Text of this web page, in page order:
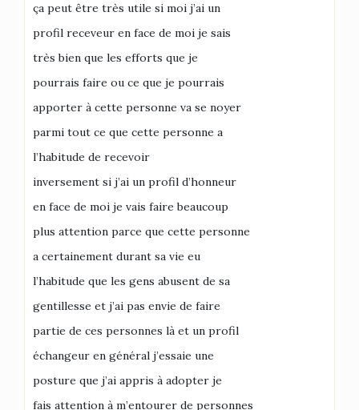
ça peut être très utile si moi j’ai un
profil receveur en face de moi je sais
très bien que les efforts que je
pourrais faire ou ce que je pourrais
apporter à cette personne va se noyer
parmi tout ce que cette personne a
l’habitude de recevoir
inversement si j’ai un profil d’honneur
en face de moi je vais faire beaucoup
plus attention parce que cette personne
a certainement durant sa vie eu
l’habitude que les gens abusent de sa
gentillesse et j’ai pas envie de faire
partie de ces personnes là et un profil
échangeur en général j’essaie une
posture que j’ai appris à adopter je
fais attention à m’entourer de personnes